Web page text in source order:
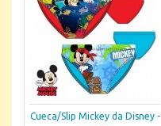
Cueca/Slip Mickey da Disney -